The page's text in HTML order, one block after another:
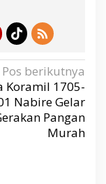
Pos berikutnya
Koramil 1705-
Nabire Gelar
Pangan
Murah